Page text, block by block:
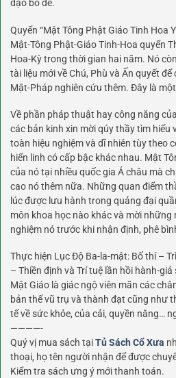
đạo bồ đề.
Quyển “Mật Tông Phật Giáo Tinh Hoa
Mật-Tông Phật-Giáo Tinh-Hoa quyển
Hoa-Kỳ trong thời gian hai năm. Nó
tài liệu mới về Chú, Phù và Ấn quyết
Mật-Pháp nghiên cứu thêm. Đây là
Về phần pháp thuật hay công năng
các bản kinh xin mời qúy thầy tìm hiểu
toàn hiệu nghiệm và dĩ nhiên tùy theo
hiển linh có cấp bậc khác nhau. Mật
của nó tại nhiều quốc gia Á châu mà
cao nó thêm nữa. Những quan điểm
lúc được lưu hành trong quảng đại
môn khoa học nào khác và mời
nghiệm nó trước khi nhận định, phê
Thực hiện Lục Độ Ba-la-mật: Bố thí –
– Thiền định và Trí tuệ lần hồi hành-
Mật Giáo là giác ngộ viên mãn các
bản thể vũ trụ và thành đạt cũng như
tế về sức khỏe, của cải, quyền năng…
————-
Quý vị mua sách tạiTủ Sách Cổ Xưa
thoại, họ tên người nhận để được
Kiểm tra sách ưng ý mới thanh toán.